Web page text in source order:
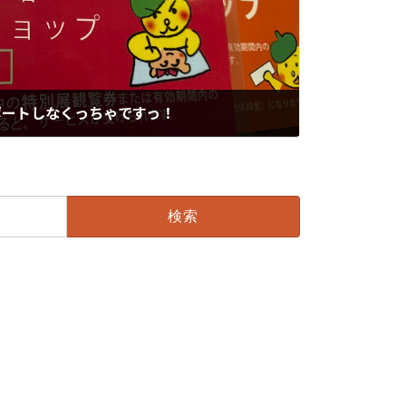
しなくっちゃですっ！